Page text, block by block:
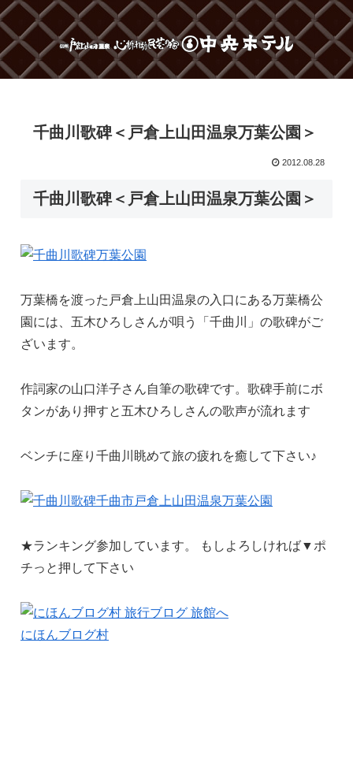
千曲川歌碑＜戸倉上山田温泉万葉公園＞
2012.08.28
千曲川歌碑＜戸倉上山田温泉万葉公園＞
万葉橋を渡った戸倉上山田温泉の入口にある万葉橋公
園には、五木ひろしさんが唄う「千曲川」の歌碑がご
ざいます。
作詞家の山口洋子さん自筆の歌碑です。歌碑手前にボ
タンがあり押すと五木ひろしさんの歌声が流れます
ベンチに座り千曲川眺めて旅の疲れを癒して下さい♪
★ランキング参加しています。 もしよろしければ▼ポ
チっと押して下さい
にほんブログ村